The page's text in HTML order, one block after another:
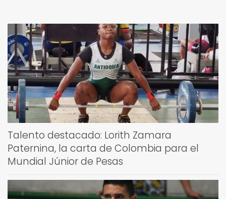
Talento destacado: Lorith Zamara
Paternina, la carta de Colombia para el
Mundial Júnior de Pesas